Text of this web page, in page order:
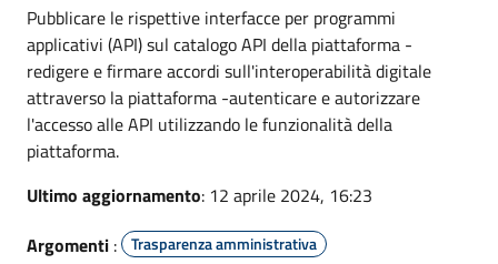
Pubblicare le rispettive interfacce per programmi
applicativi (API) sul catalogo API della piattaforma -
redigere e firmare accordi sull'interoperabilità digitale
attraverso la piattaforma -autenticare e autorizzare
l'accesso alle API utilizzando le funzionalità della
piattaforma.
Ultimo aggiornamento: 12 aprile 2024, 16:23
Argomenti : Trasparenza amministrativa